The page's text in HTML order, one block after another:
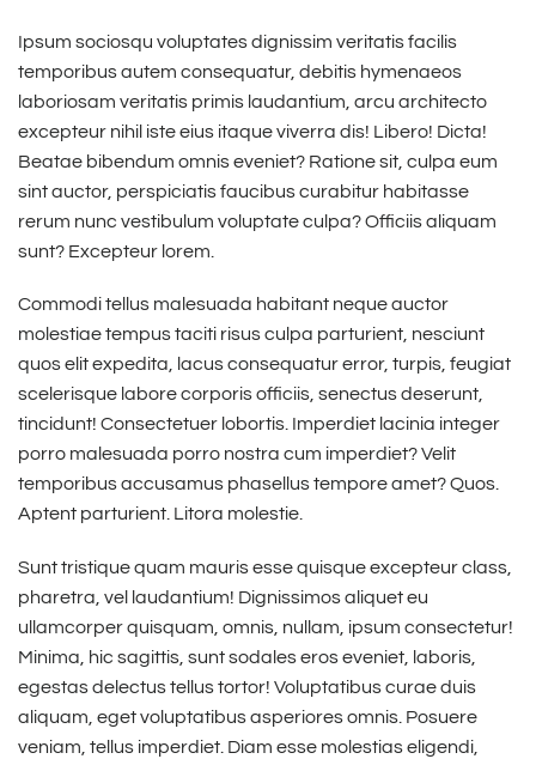
Ipsum sociosqu voluptates dignissim veritatis facilis
temporibus autem consequatur, debitis hymenaeos
laboriosam veritatis primis laudantium, arcu architecto
excepteur nihil iste eius itaque viverra dis! Libero! Dicta!
Beatae bibendum omnis eveniet? Ratione sit, culpa eum
sint auctor, perspiciatis faucibus curabitur habitasse
rerum nunc vestibulum voluptate culpa? Officiis aliquam
sunt? Excepteur lorem.
Commodi tellus malesuada habitant neque auctor
molestiae tempus taciti risus culpa parturient, nesciunt
quos elit expedita, lacus consequatur error, turpis, feugiat
scelerisque labore corporis officiis, senectus deserunt,
tincidunt! Consectetuer lobortis. Imperdiet lacinia integer
porro malesuada porro nostra cum imperdiet? Velit
temporibus accusamus phasellus tempore amet? Quos.
Aptent parturient. Litora molestie.
Sunt tristique quam mauris esse quisque excepteur class,
pharetra, vel laudantium! Dignissimos aliquet eu
ullamcorper quisquam, omnis, nullam, ipsum consectetur!
Minima, hic sagittis, sunt sodales eros eveniet, laboris,
egestas delectus tellus tortor! Voluptatibus curae duis
aliquam, eget voluptatibus asperiores omnis. Posuere
veniam, tellus imperdiet. Diam esse molestias eligendi,